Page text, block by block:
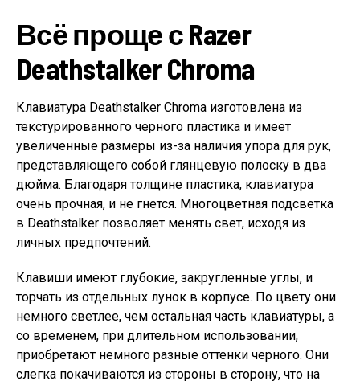
Всё проще с Razer
Deathstalker Chroma
Клавиатура Deathstalker Chroma изготовлена из
текстурированного черного пластика и имеет
увеличенные размеры из-за наличия упора для рук,
представляющего собой глянцевую полоску в два
дюйма. Благодаря толщине пластика, клавиатура
очень прочная, и не гнется. Многоцветная подсветка
в Deathstalker позволяет менять свет, исходя из
личных предпочтений.
Клавиши имеют глубокие, закругленные углы, и
торчать из отдельных лунок в корпусе. По цвету они
немного светлее, чем остальная часть клавиатуры, а
со временем, при длительном использовании,
приобретают немного разные оттенки черного. Они
слегка покачиваются из стороны в сторону, что на